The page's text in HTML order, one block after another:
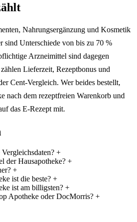
Nahrungsergänzung und Kosmetik
sind Unterschiede von bis zu 70 %
Arzneimittel sind dagegen
Lieferzeit, Rezeptbonus und
Cent-Vergleich. Wer beides bestellt,
nach dem rezeptfreien Warenkorb und
das E-Rezept mit.
+
der Hausapotheke? +
+
ist die beste? +
ist am billigsten? +
Apotheke oder DocMorris? +